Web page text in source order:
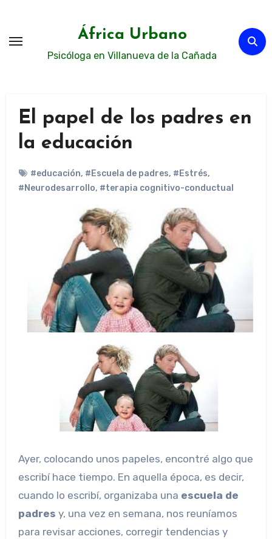
contenido
África Urbano
Psicóloga en Villanueva de la Cañada
El papel de los padres en
la educación
#educación, #Escuela de padres, #Estrés,
#Neurodesarrollo, #terapia cognitivo-conductual
Ayer, colocando unos papeles, encontré algo que
escribí hace tiempo. En aquella época, es decir,
cuando lo escribí, organizaba una escuela de
padres y, una vez en semana, nos reuníamos
para revisar acciones, corregir tendencias y